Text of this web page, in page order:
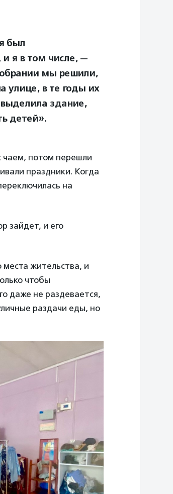
был
и я в том числе, —
мы решили,
улице, в те годы их
здание,
детей».
чаем, потом перешли
праздники. Когда
на
зайдет, и его
места жительства, и
чтобы
даже не раздевается,
раздачи еды, но